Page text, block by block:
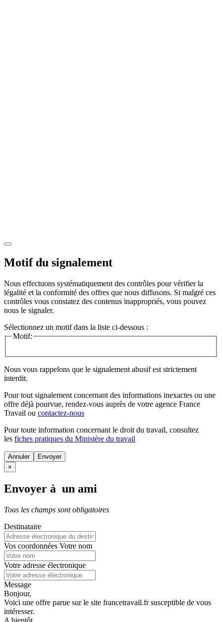
Motif du signalement
Nous effectuons systématiquement des contrôles pour vérifier la
légalité et la conformité des offres que nous diffusons. Si malgré ces
contrôles vous constatez des contenus inappropriés, vous pouvez
nous le signaler.
Sélectionnez un motif dans la liste ci-dessous :
Motif:
Nous vous rappelons que le signalement abusif est strictement
interdit.
Pour tout signalement concernant des informations inexactes ou une
offre déjà pourvue, rendez-vous auprès de votre agence France
Travail ou contactez-nous
Pour toute information concernant le droit du travail, consultez
les fiches pratiques du Ministère du travail
Annuler
×
Envoyer à un ami
Tous les champs sont obligatoires
Destinataire
Vos coordonnées Votre nom
Votre adresse électronique
Message
Bonjour,
Voici une offre parue sur le site francetravail.fr susceptible de vous
intéresser.
A bientôt.